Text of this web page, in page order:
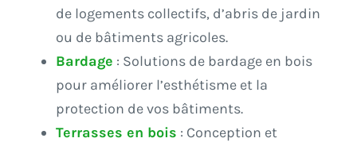
de logements collectifs, d’abris de jardin
ou de bâtiments agricoles.
Bardage : Solutions de bardage en bois
pour améliorer l’esthétisme et la
protection de vos bâtiments.
Terrasses en bois : Conception et